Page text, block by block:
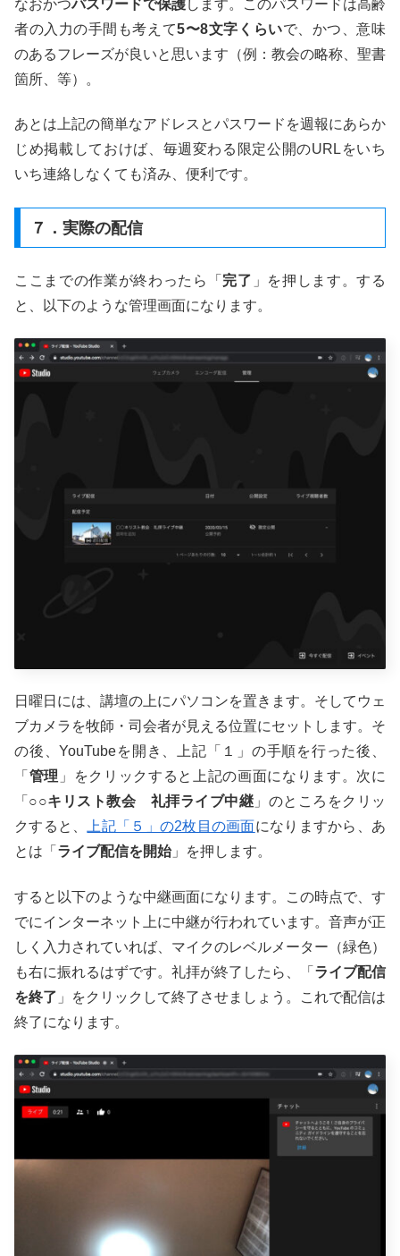
なおかつパスワードで保護します。このパスワードは高齢
者の入力の手間も考えて5〜8文字くらいで、かつ、意味
のあるフレーズが良いと思います（例：教会の略称、聖書
箇所、等）。
あとは上記の簡単なアドレスとパスワードを週報にあらか
じめ掲載しておけば、毎週変わる限定公開のURLをいち
いち連絡しなくても済み、便利です。
７．実際の配信
ここまでの作業が終わったら「 完了 」を押します。する
と、以下のような管理画面になります。
日曜日には、講壇の上にパソコンを置きます。そしてウェ
ブカメラを牧師・司会者が見える位置にセットします。そ
の後、YouTubeを開き、上記「１」の手順を行った後、
「 管理 」をクリックすると上記の画面になります。次に
「 ○○キリスト教会 礼拝ライブ中継 」のところをクリッ
クすると、
上記「５」の2枚目の画面になりますから、あ
とは「 ライブ配信を開始」を押します。
すると以下のような中継画面になります。この時点で、す
でにインターネット上に中継が行われています。音声が正
しく入力されていれば、マイクのレベルメーター（緑色）
も右に振れるはずです。礼拝が終了したら、「 ライブ配信
を終了 」をクリックして終了させましょう。これで配信は
終了になります。